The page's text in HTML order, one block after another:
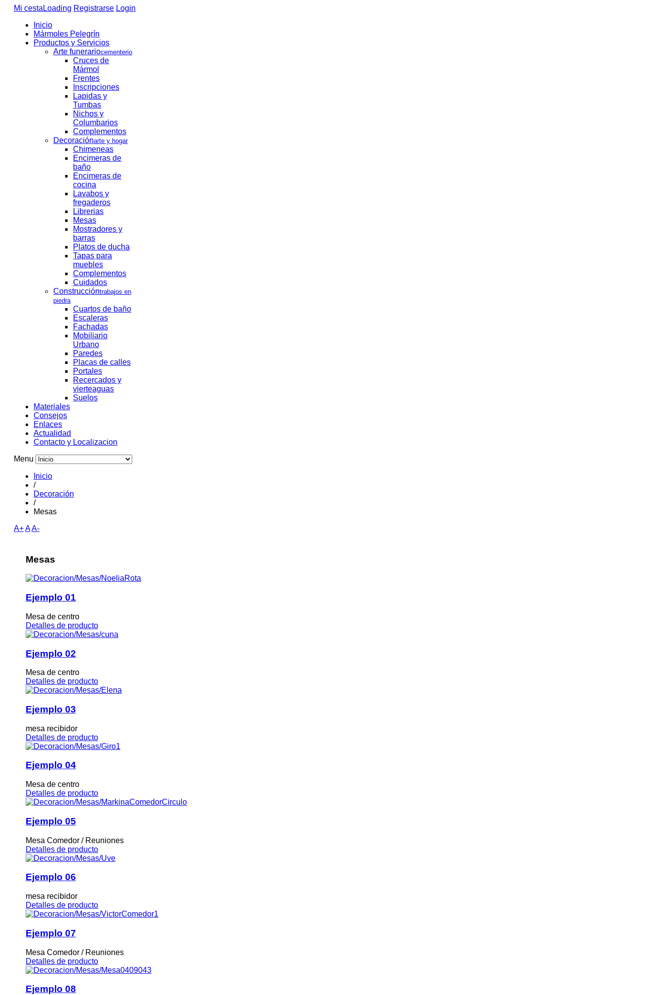
Mi cesta Loading Registrarse Login
Inicio
Mármoles Pelegrín
Productos y Servicios
Arte funerariocementerio
Cruces de
Mármol
Frentes
Inscripciones
Lapidas y
Tumbas
Nichos y
Columbarios
Complementos
Decoraciónarte y hogar
Chimeneas
Encimeras de
baño
Encimeras de
cocina
Lavabos y
fregaderos
Librerias
Mesas
Mostradores y
barras
Platos de ducha
Tapas para
muebles
Complementos
Cuidados
Construccióntrabajos en
piedra
Cuartos de baño
Escaleras
Fachadas
Mobiliario
Urbano
Paredes
Placas de calles
Portales
Recercados y
vierteaguas
Suelos
Materiales
Consejos
Enlaces
Actualidad
Contacto y Localizacion
Menu
Inicio
/
Decoración
/
Mesas
A+AA-
Mesas
Ejemplo 01
Mesa de centro
Detalles de producto
Ejemplo 02
Mesa de centro
Detalles de producto
Ejemplo 03
mesa recibidor
Detalles de producto
Ejemplo 04
Mesa de centro
Detalles de producto
Ejemplo 05
Mesa Comedor / Reuniones
Detalles de producto
Ejemplo 06
mesa recibidor
Detalles de producto
Ejemplo 07
Mesa Comedor / Reuniones
Detalles de producto
Ejemplo 08